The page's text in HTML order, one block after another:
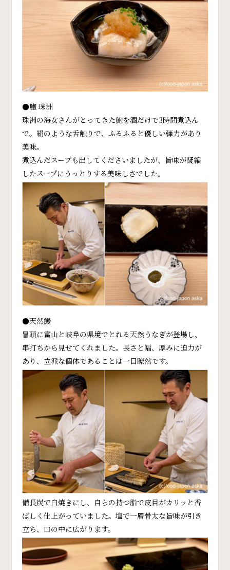
●鮑 珠洲
珠洲の海女さんがとってきた鮑を酒だけで3時間煮込ん
で。絹のような舌触りで、ふるふると優しい弾力があり
美味。
煮込んだスープも出してくださいましたが、旨味が凝縮
したスープにうっとりする美味しさでした。
●天然鰻
冒頭に富山と岐阜の県境でとれる天然うなぎが登場し、
串打ちから見せてくれました。長さと幅、厚みに迫力が
あり、立派な個体であることは一目瞭然です。
備長炭で白焼きにし、自らの持つ脂で皮目がカリッと香
ばしく仕上がっていました。塩で一層骨太な旨味が引き
立ち、口の中に広がります。